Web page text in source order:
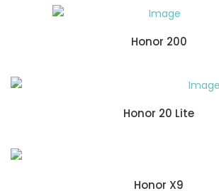
Honor 200
Honor 20 Lite
Honor X9